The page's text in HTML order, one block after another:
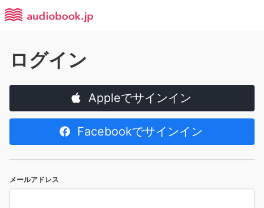
ログイン
Appleでサインイン
Facebookでサインイン
メールアドレス